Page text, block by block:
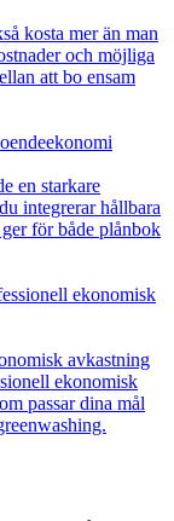
kosta mer än man
och möjliga
att bo ensam
en starkare
integrerar hållbara
för både plånbok
ekonomisk
avkastning
ekonomisk
passar dina mål